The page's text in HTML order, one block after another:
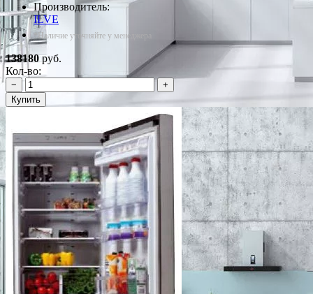
Производитель:
ILVE
*Наличие уточняйте у менеджера
138180руб.
Кол-во:
−
+
Купить